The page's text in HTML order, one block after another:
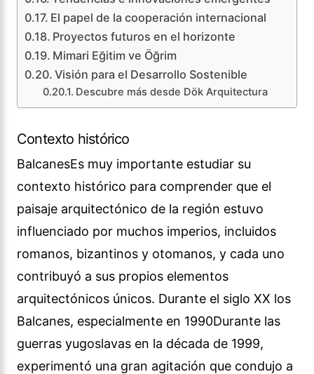
El papel de la cooperación internacional
Proyectos futuros en el horizonte
Mimari Eğitim ve Öğrim
Visión para el Desarrollo Sostenible
Descubre más desde Dök Arquitectura
Contexto histórico
BalcanesEs muy importante estudiar su
contexto histórico para comprender que el
paisaje arquitectónico de la región estuvo
influenciado por muchos imperios, incluidos
romanos, bizantinos y otomanos, y cada uno
contribuyó a sus propios elementos
arquitectónicos únicos. Durante el siglo XX los
Balcanes, especialmente en 1990Durante las
guerras yugoslavas en la década de 1999,
experimentó una gran agitación que condujo a